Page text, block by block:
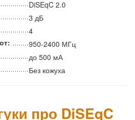
DiSEqC 2.0
3 дБ
4
950-2400 МГц
до 500 мА
Без кожуха
про DiSEqC